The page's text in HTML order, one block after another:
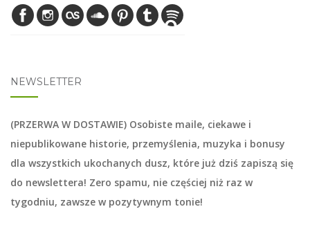
NEWSLETTER
(PRZERWA W DOSTAWIE) Osobiste maile, ciekawe i
niepublikowane historie, przemyślenia, muzyka i bonusy
dla wszystkich ukochanych dusz, które już dziś zapiszą się
do newslettera! Zero spamu, nie częściej niż raz w
tygodniu, zawsze w pozytywnym tonie!